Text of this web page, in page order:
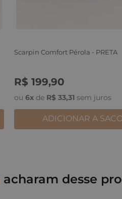
Scarpin Comfort Pérola - PRETA
R$ 199,90
ou 6x de R$ 33,31 sem juros
36
ADICIONAR A
acharam desse